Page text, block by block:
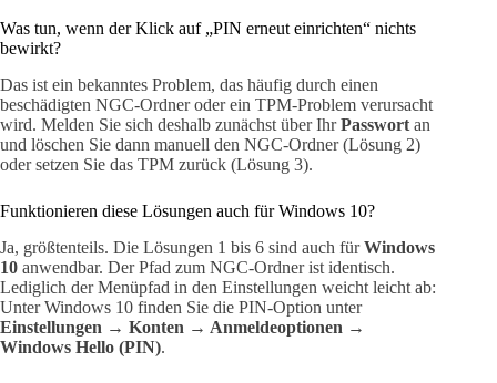
Was tun, wenn der Klick auf „PIN erneut einrichten“ nichts
bewirkt?
Das ist ein bekanntes Problem, das häufig durch einen
beschädigten NGC-Ordner oder ein TPM-Problem verursacht
wird. Melden Sie sich deshalb zunächst über IhrPasswort an
und löschen Sie dann manuell den NGC-Ordner (Lösung 2)
oder setzen Sie das TPM zurück (Lösung 3).
Funktionieren diese Lösungen auch für Windows 10?
Ja, größtenteils. Die Lösungen 1 bis 6 sind auch fürWindows
10 anwendbar. Der Pfad zum NGC-Ordner ist identisch.
Lediglich der Menüpfad in den Einstellungen weicht leicht ab:
Unter Windows 10 finden Sie die PIN-Option unter
Einstellungen → Konten → Anmeldeoptionen →
Windows Hello (PIN).